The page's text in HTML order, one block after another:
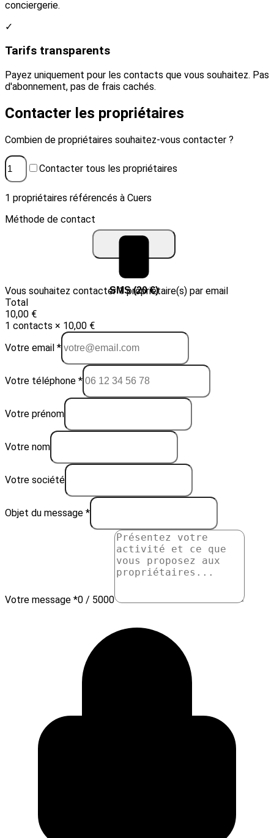
conciergerie.
✓
Tarifs transparents
Payez uniquement pour les contacts que vous souhaitez. Pas
d'abonnement, pas de frais cachés.
Contacter les propriétaires
Combien de propriétaires souhaitez-vous contacter ?
Contacter tous les propriétaires
1 propriétaires référencés à Cuers
Méthode de contact
Email (10 €) SMS (20 €)
Vous souhaitez contacter 1 propriétaire(s) par email
Total
10,00 €
1 contacts × 10,00 €
Votre email *
Votre téléphone *
Votre prénom
Votre nom
Votre société
Objet du message *
Votre message *0 / 5000